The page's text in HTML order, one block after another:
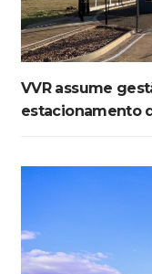
VVR assume
estacionamento